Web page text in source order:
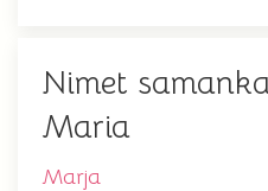
Nimet
Maria
Marja